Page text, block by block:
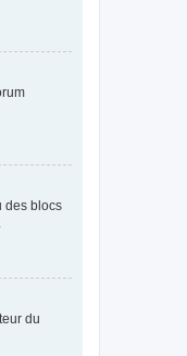
des blocs
du